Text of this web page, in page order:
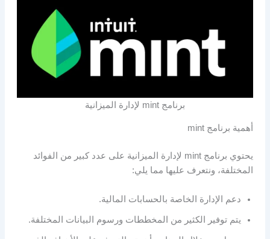
برنامج mint لإدارة الميزانية
أهمية برنامج mint
يحتوي برنامج mint لإدارة الميزانية على عدد كبير من الفوائد
المختلفة، ونتعرف عليها مما يلي:
دعم الإدارة الخاصة بالحسابات المالية.
يتم توفير الكثير من المخططات ورسوم البيانات المختلفة.